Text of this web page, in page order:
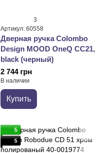
3
Артикул: 60558
Дверная ручка Colombo
Design MOOD OneQ CC21,
black (черный)
2 744 грн
В наличии
Купить
5
5